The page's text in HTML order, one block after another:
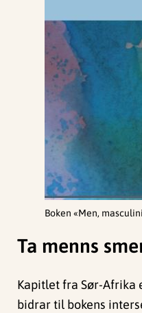
Boken «Men,
Ta menns
Kapitlet fra Sør-Afrika
bidrar til bokens